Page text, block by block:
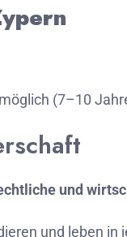
möglich (7–10
und
und leben in